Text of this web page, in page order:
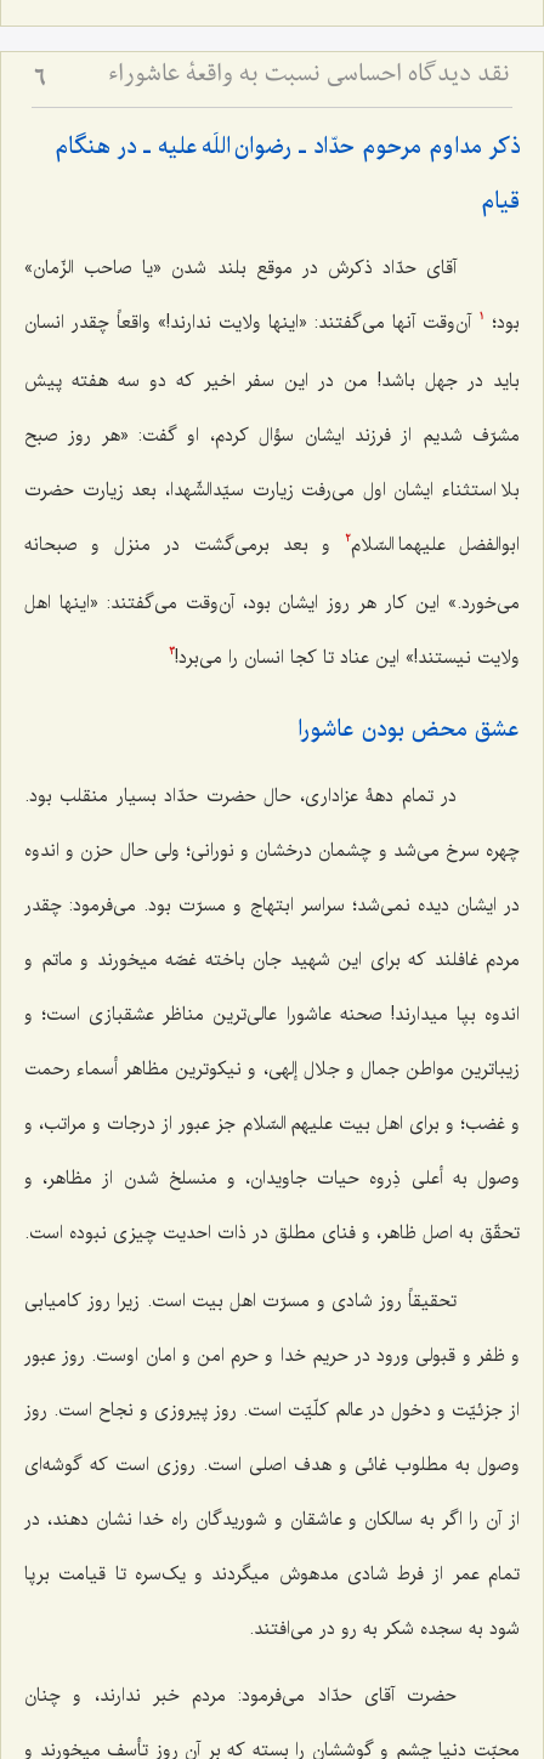
نقد دیدگاه احساسی نسبت به واقعۀ عاشوراء 6
ذکر مداوم مرحوم حدّاد ـ رضوان اللَه علیه ـ در هنگام
قیام‌
آقای حدّاد ذکرش در موقع بلند شدن «یا صاحب الزّمان»
بود؛
1 آن‌وقت آنها می‌گفتند: «اینها ولایت ندارند!» واقعاً چقدر انسان
باید در جهل باشد! من در این سفر اخیر که دو سه هفته پیش
مشرّف شدیم از فرزند ایشان سؤال کردم، او گفت: «هر روز صبح
بلا استثناء ایشان اول می‌رفت زیارت سیّدالشّهدا، بعد زیارت حضرت
ابوالفضل علیهما السّلام‌2
و بعد برمی‌گشت در منزل و صبحانه
می‌خورد.» این کار هر روز ایشان بود، آن‌وقت می‌گفتند: «اینها اهل
ولایت نیستند!» این عناد تا کجا انسان را می‌برد!3
عشق محض بودن عاشورا
در تمام دهۀ عزاداری، حال حضرت حدّاد بسیار منقلب بود.
چهره سرخ می‌شد و چشمان درخشان و نورانی؛ ولی حال حزن و اندوه
در ایشان دیده نمی‌شد؛ سراسر ابتهاج و مسرّت بود. می‌فرمود: چقدر
مردم غافلند که برای این شهید جان باخته غصّه میخورند و ماتم و
اندوه بپا میدارند! صحنه عاشورا عالی‌ترین مناظر عشقبازی است؛ و
زیباترین مواطن جمال و جلال إلهی، و نیکوترین مظاهر أسماء رحمت
و غضب؛ و برای اهل بیت علیهم السّلام جز عبور از درجات و مراتب، و
وصول به أعلی ذِروه حیات جاویدان، و منسلخ شدن از مظاهر، و
تحقّق به اصل ظاهر، و فنای مطلق در ذات احدیت چیزی نبوده است.
تحقیقاً روز شادی و مسرّت اهل بیت است. زیرا روز کامیابی
و ظفر و قبولی ورود در حریم خدا و حرم امن و امان اوست. روز عبور
از جزئیّت و دخول در عالم کلّیّت است. روز پیروزی و نجاح است. روز
وصول به مطلوب غائی و هدف اصلی است. روزی است که گوشه‌ای
از آن را اگر به سالکان و عاشقان و شوریدگان راه خدا نشان دهند، در
تمام عمر از فرط شادی مدهوش میگردند و یک‌سره تا قیامت برپا
شود به سجده شکر به رو در می‌افتند.
حضرت آقای حدّاد می‌فرمود: مردم خبر ندارند، و چنان
محبّت دنیا چشم و گوششان را بسته که بر آن روز تأسف میخورند و